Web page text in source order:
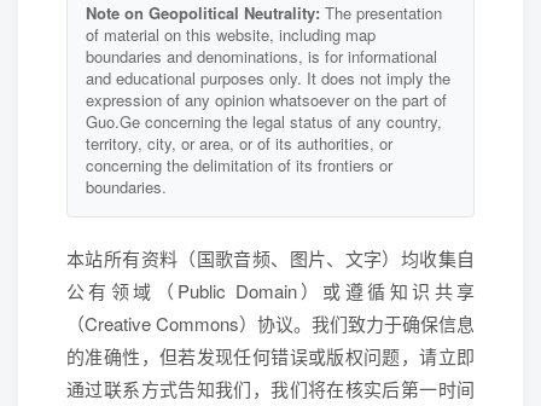
Note on Geopolitical Neutrality: The presentation
of material on this website, including map
boundaries and denominations, is for informational
and educational purposes only. It does not imply the
expression of any opinion whatsoever on the part of
Guo.Ge concerning the legal status of any country,
territory, city, or area, or of its authorities, or
concerning the delimitation of its frontiers or
boundaries.
本站所有资料（国歌音频、图片、文字）均收集自
公有领域（Public Domain）或遵循知识共享
（Creative Commons）协议。我们致力于确保信息
的准确性，但若发现任何错误或版权问题，请立即
通过联系方式告知我们，我们将在核实后第一时间